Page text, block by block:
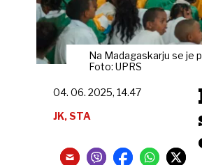
Na Madagaskarju se je
Foto: UPRS
04. 06. 2025, 14.47
JK, STA